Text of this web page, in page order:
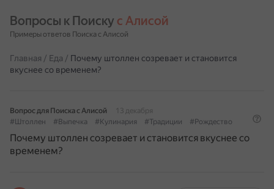
Вопросы к Поиску с Алисой
Примеры ответов Поиска с Алисой
Главная / Еда / Почему штоллен созревает и становится
вкуснее со временем?
Вопрос для Поиска с Алисой
13 декабря
#Штоллен
#Выпечка #Кулинария #Традиции #Рождество
Почему штоллен созревает и становится вкуснее со
временем?